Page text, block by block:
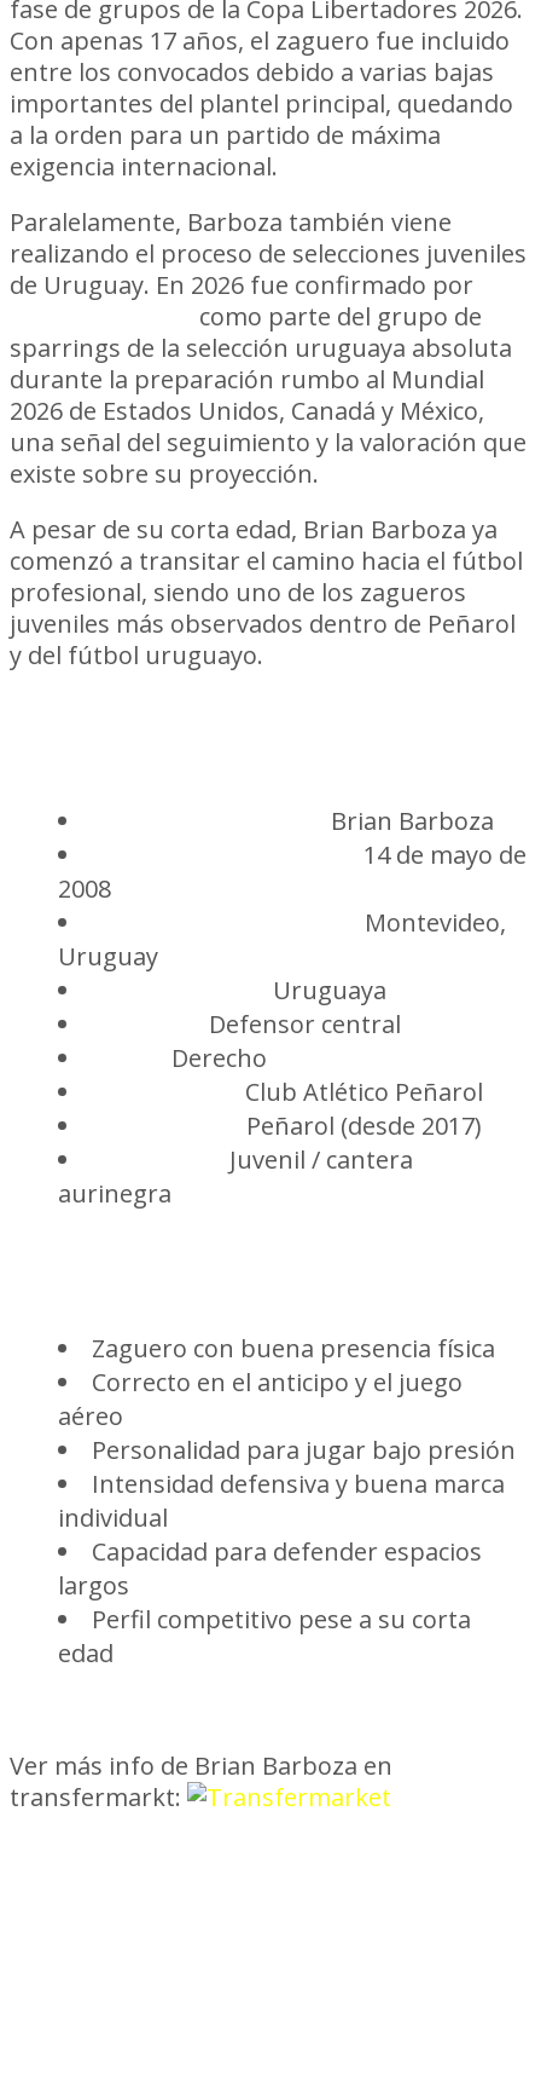
fase de grupos de la Copa Libertadores 2026.
Con apenas 17 años, el zaguero fue incluido
entre los convocados debido a varias bajas
importantes del plantel principal, quedando
a la orden para un partido de máxima
exigencia internacional.
Paralelamente, Barboza también viene
realizando el proceso de selecciones juveniles
de Uruguay. En 2026 fue confirmado por
como parte del grupo de
sparrings de la selección uruguaya absoluta
durante la preparación rumbo al Mundial
2026 de Estados Unidos, Canadá y México,
una señal del seguimiento y la valoración que
existe sobre su proyección.
A pesar de su corta edad, Brian Barboza ya
comenzó a transitar el camino hacia el fútbol
profesional, siendo uno de los zagueros
juveniles más observados dentro de Peñarol
y del fútbol uruguayo.
Brian Barboza
14 de mayo de
2008
Montevideo,
Uruguay
Uruguaya
Defensor central
Derecho
Club Atlético Peñarol
Peñarol (desde 2017)
Juvenil / cantera
aurinegra
Zaguero con buena presencia física
Correcto en el anticipo y el juego
aéreo
Personalidad para jugar bajo presión
Intensidad defensiva y buena marca
individual
Capacidad para defender espacios
largos
Perfil competitivo pese a su corta
edad
Ver más info de Brian Barboza en
transfermarkt: